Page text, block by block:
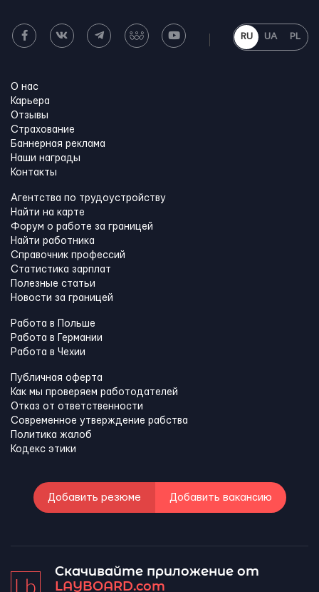
RU UA PL
О нас
Карьера
Отзывы
Страхование
Баннерная реклама
Наши награды
Контакты
Агентства по трудоустройству
Найти на карте
Форум о работе за границей
Найти работника
Справочник профессий
Статистика зарплат
Полезные статьи
Новости за границей
Работа в Польше
Работа в Германии
Работа в Чехии
Публичная оферта
Как мы проверяем работодателей
Отказ от ответственности
Современное утверждение рабства
Политика жалоб
Кодекс этики
Добавить резюме Добавить вакансию
Скачивайте приложение от
LAYBOARD.com